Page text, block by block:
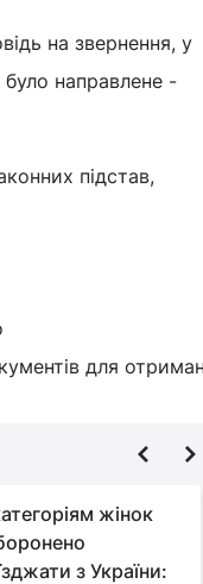
на звернення, у
направлене -
підстав,
для
жінок
з України: